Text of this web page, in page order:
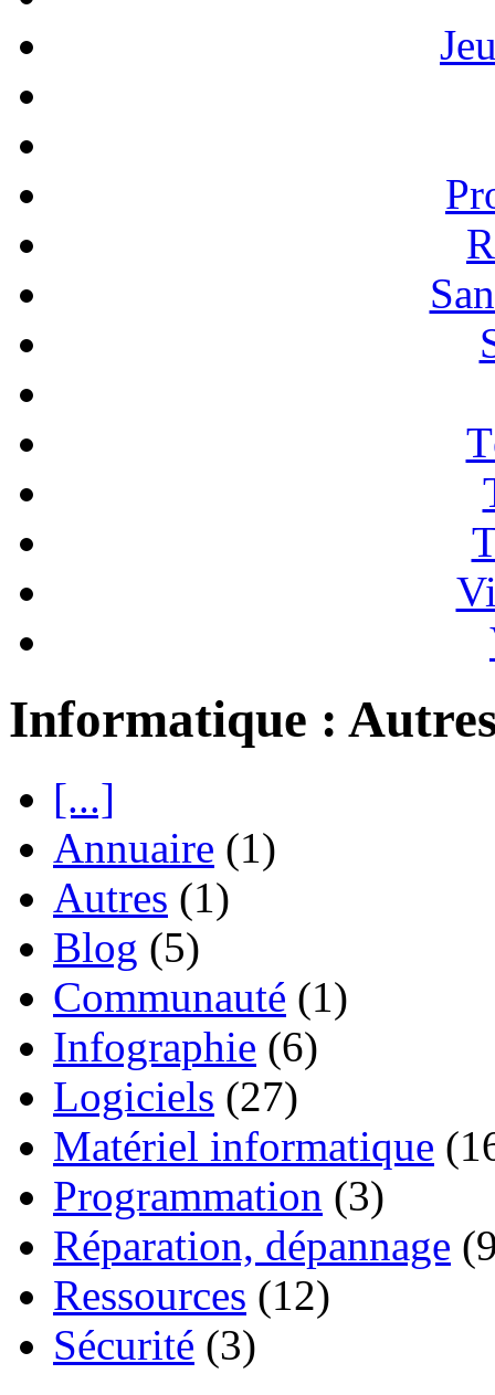
Informatique :
[...]
Annuaire (1)
Autres (1)
Blog (5)
Communauté (1)
Infographie (6)
Logiciels (27)
Matériel informatique
Programmation (3)
Réparation, dépannage
Ressources (12)
Sécurité (3)